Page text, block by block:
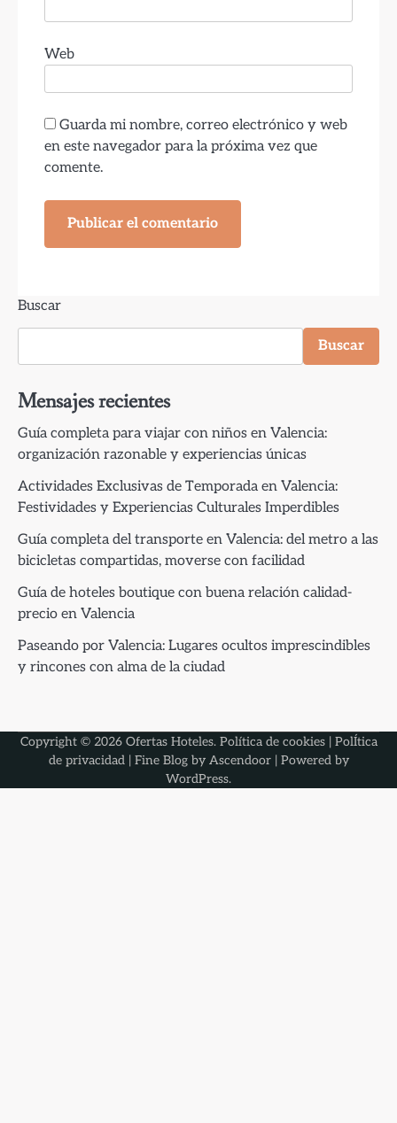
Web
Guarda mi nombre, correo electrónico y web
en este navegador para la próxima vez que
comente.
Buscar
Buscar
Mensajes recientes
Guía completa para viajar con niños en Valencia:
organización razonable y experiencias únicas
Actividades Exclusivas de Temporada en Valencia:
Festividades y Experiencias Culturales Imperdibles
Guía completa del transporte en Valencia: del metro a las
bicicletas compartidas, moverse con facilidad
Guía de hoteles boutique con buena relación calidad-
precio en Valencia
Paseando por Valencia: Lugares ocultos imprescindibles
y rincones con alma de la ciudad
Copyright © 2026 Ofertas Hoteles. Política de cookies| PolÍtica
de privacidad| Fine Blog by Ascendoor| Powered by
WordPress.